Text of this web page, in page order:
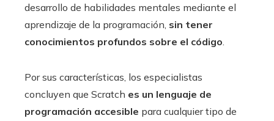
desarrollo de habilidades mentales mediante el
aprendizaje de la programación, sin tener
conocimientos profundos sobre el código
Por sus características, los especialistas
concluyen que Scratch es un lenguaje de
programación accesible para cualquier tipo de